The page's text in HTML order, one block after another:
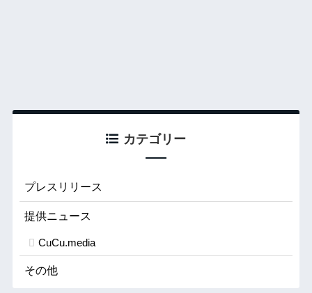
カテゴリー
プレスリリース
提供ニュース
CuCu.media
その他